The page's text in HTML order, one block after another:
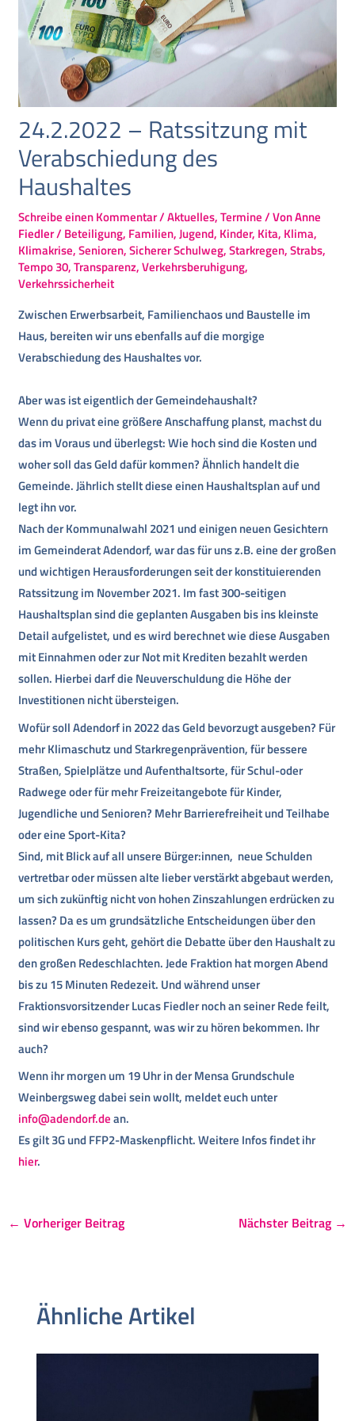
24.2.2022 – Ratssitzung mit
Verabschiedung des
Haushaltes
Schreibe einen Kommentar/Aktuelles,Termine/ VonAnne
Fiedler/ Beteiligung, Familien,Jugend, Kinder, Kita, Klima,
Klimakrise,Senioren,Sicherer Schulweg,Starkregen,Strabs,
Tempo 30,Transparenz,Verkehrsberuhigung,
Verkehrssicherheit
Zwischen Erwerbsarbeit, Familienchaos und Baustelle im
Haus, bereiten wir uns ebenfalls auf die morgige
Verabschiedung des Haushaltes vor.
Aber was ist eigentlich der Gemeindehaushalt?
Wenn du privat eine größere Anschaffung planst, machst du
das im Voraus und überlegst: Wie hoch sind die Kosten und
woher soll das Geld dafür kommen? Ähnlich handelt die
Gemeinde. Jährlich stellt diese einen Haushaltsplan auf und
legt ihn vor.
Nach der Kommunalwahl 2021 und einigen neuen Gesichtern
im Gemeinderat Adendorf, war das für uns z.B. eine der großen
und wichtigen Herausforderungen seit der konstituierenden
Ratssitzung im November 2021. Im fast 300-seitigen
Haushaltsplan sind die geplanten Ausgaben bis ins kleinste
Detail aufgelistet, und es wird berechnet wie diese Ausgaben
mit Einnahmen oder zur Not mit Krediten bezahlt werden
sollen. Hierbei darf die Neuverschuldung die Höhe der
Investitionen nicht übersteigen.
Wofür soll Adendorf in 2022 das Geld bevorzugt ausgeben? Für
mehr Klimaschutz und Starkregenprävention, für bessere
Straßen, Spielplätze und Aufenthaltsorte, für Schul-oder
Radwege oder für mehr Freizeitangebote für Kinder,
Jugendliche und Senioren? Mehr Barrierefreiheit und Teilhabe
oder eine Sport-Kita?
Sind, mit Blick auf all unsere Bürger:innen, neue Schulden
vertretbar oder müssen alte lieber verstärkt abgebaut werden,
um sich zukünftig nicht von hohen Zinszahlungen erdrücken zu
lassen? Da es um grundsätzliche Entscheidungen über den
politischen Kurs geht, gehört die Debatte über den Haushalt zu
den großen Redeschlachten. Jede Fraktion hat morgen Abend
bis zu 15 Minuten Redezeit. Und während unser
Fraktionsvorsitzender Lucas Fiedler noch an seiner Rede feilt,
sind wir ebenso gespannt, was wir zu hören bekommen. Ihr
auch?
Wenn ihr morgen um 19 Uhr in der Mensa Grundschule
Weinbergsweg dabei sein wollt, meldet euch unter
info@adendorf.dean.
Es gilt 3G und FFP2-Maskenpflicht. Weitere Infos findet ihr
hier.
← Vorheriger Beitrag Nächster Beitrag →
Ähnliche Artikel